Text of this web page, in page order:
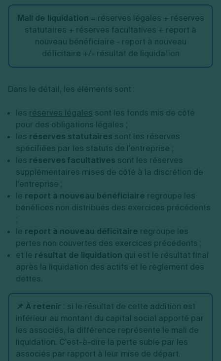
Mali de liquidation = réserves légales + réserves
statutaires + réserves facultatives + report à
nouveau bénéficiaire - report à nouveau
déficitaire +/- résultat de liquidation
Dans le détail, les éléments sont :
les réserves légales sont les fonds mis de côté
pour des obligations légales ;
les réserves statutaires sont les réserves
spécifiées par les statuts de l'entreprise ;
les réserves facultatives sont les réserves
supplémentaires mises de côté à la discrétion de
l'entreprise ;
le report à nouveau bénéficiaire regroupe les
bénéfices non distribués des exercices précédents
;
le report à nouveau déficitaire regroupe les
pertes non couvertes des exercices précédents ;
et le résultat de liquidation qui est le résultat final
après la liquidation des actifs et le règlement des
dettes.
📌 À retenir : si le résultat de cette addition est
inférieur au montant du capital social apporté par
les associés, la différence représente le mali de
liquidation. C'est-à-dire la perte subie par les
associés par rapport à leur mise de départ.